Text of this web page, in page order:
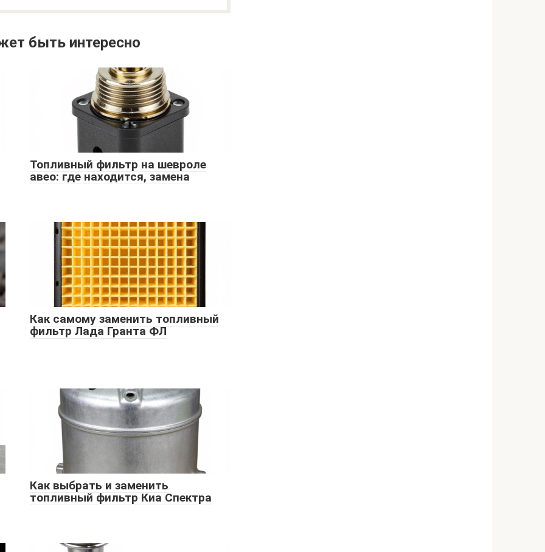
быть интересно
Топливный фильтр на шевроле
авео: где находится, замена
Как самому заменить топливный
фильтр Лада Гранта ФЛ
Как выбрать и заменить
топливный фильтр Киа Спектра